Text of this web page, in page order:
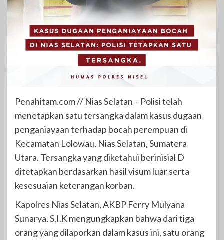
Penahitam.com // Nias Selatan – Polisi telah
menetapkan satu tersangka dalam kasus dugaan
penganiayaan terhadap bocah perempuan di
Kecamatan Lolowau, Nias Selatan, Sumatera
Utara. Tersangka yang diketahui berinisial D
ditetapkan berdasarkan hasil visum luar serta
kesesuaian keterangan korban.
Kapolres Nias Selatan, AKBP Ferry Mulyana
Sunarya, S.I.K mengungkapkan bahwa dari tiga
orang yang dilaporkan dalam kasus ini, satu orang